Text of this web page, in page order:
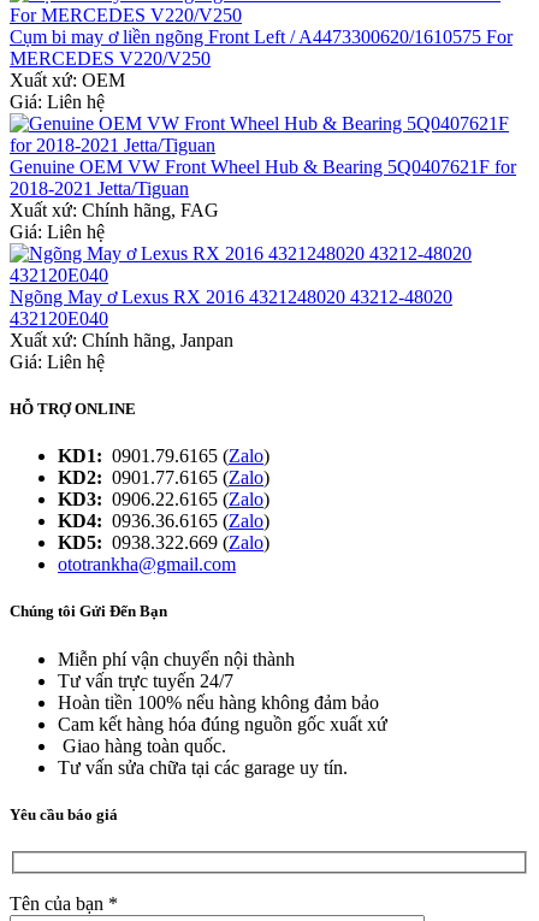
Cụm bi may ơ liền ngõng Front Left / A4473300620/1610575 For
MERCEDES V220/V250
Xuất xứ: OEM
Giá: Liên hệ
Genuine OEM VW Front Wheel Hub & Bearing 5Q0407621F for
2018-2021 Jetta/Tiguan
Xuất xứ: Chính hãng, FAG
Giá: Liên hệ
Ngõng May ơ Lexus RX 2016 4321248020 43212-48020
432120E040
Xuất xứ: Chính hãng, Janpan
Giá: Liên hệ
HỖ TRỢ ONLINE
KD1: 0901.79.6165 (Zalo)
KD2: 0901.77.6165 (Zalo)
KD3: 0906.22.6165 (Zalo)
KD4: 0936.36.6165 (Zalo)
KD5: 0938.322.669 (Zalo)
ototrankha@gmail.com
Chúng tôi Gửi Đến Bạn
Miễn phí vận chuyển nội thành
Tư vấn trực tuyến 24/7
Hoàn tiền 100% nếu hàng không đảm bảo
Cam kết hàng hóa đúng nguồn gốc xuất xứ
Giao hàng toàn quốc.
Tư vấn sửa chữa tại các garage uy tín.
Yêu cầu báo giá
Tên của bạn *